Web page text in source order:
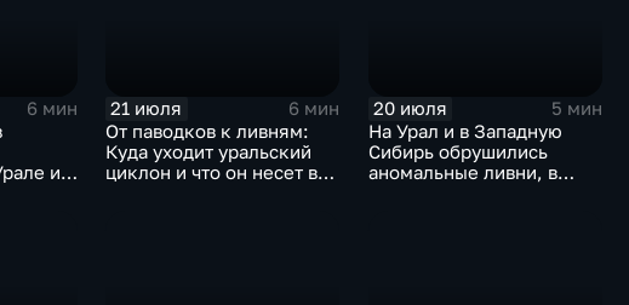
6 мин
и
21 июля
6 мин
От паводков к ливням:
Куда уходит уральский
циклон и что он несет в
20 июля
5 мин
На Урал и в Западную
Сибирь обрушились
аномальные ливни, в